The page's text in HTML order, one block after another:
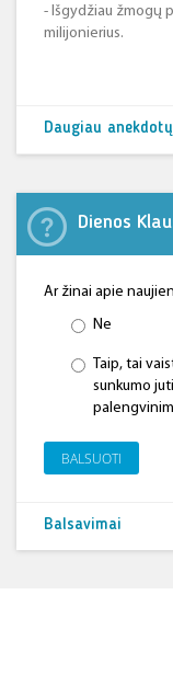
- Išgydžiau žmogų
milijonierius.
Daugiau anekdotų
Dienos
Ar žinai apie
Ne
Taip, tai
sunkumo
BALSUOTI
Balsavimai